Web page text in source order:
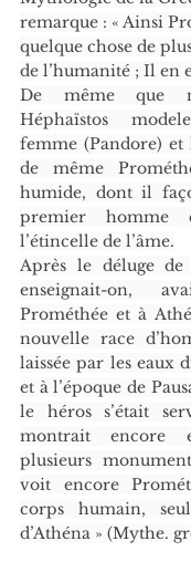
remarque : « Ainsi
quelque chose de
de l’humanité ; Il en
De même que
Héphaïstos
femme (Pandore)
de même
humide, dont il
premier homme
l’étincelle de l’âme.
Après le déluge de
enseignait-on,
Prométhée et à
nouvelle race
laissée par les eaux
et à l’époque de
le héros s’était
montrait encore
plusieurs
voit encore
corps humain,
d’Athéna » (Mythe.